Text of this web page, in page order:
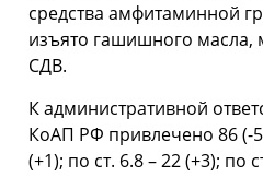
средства амфитаминной
изъято гашишного масла,
СДВ.
К административной
КоАП РФ привлечено 86 (-
(+1); по ст. 6.8 – 22 (+3); по